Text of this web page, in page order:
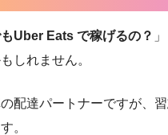
Uber Eats で稼げるの？
しれません。
配達パートナーですが、
。